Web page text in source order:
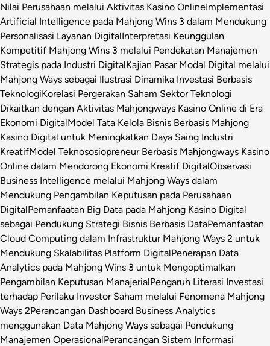
Nilai Perusahaan melalui Aktivitas Kasino OnlineImplementasi
Artificial Intelligence pada Mahjong Wins 3 dalam Mendukung
Personalisasi Layanan DigitalInterpretasi Keunggulan
Kompetitif Mahjong Wins 3 melalui Pendekatan Manajemen
Strategis pada Industri DigitalKajian Pasar Modal Digital melalui
Mahjong Ways sebagai Ilustrasi Dinamika Investasi Berbasis
TeknologiKorelasi Pergerakan Saham Sektor Teknologi
Dikaitkan dengan Aktivitas Mahjongways Kasino Online di Era
Ekonomi DigitalModel Tata Kelola Bisnis Berbasis Mahjong
Kasino Digital untuk Meningkatkan Daya Saing Industri
KreatifModel Teknososiopreneur Berbasis Mahjongways Kasino
Online dalam Mendorong Ekonomi Kreatif DigitalObservasi
Business Intelligence melalui Mahjong Ways dalam
Mendukung Pengambilan Keputusan pada Perusahaan
DigitalPemanfaatan Big Data pada Mahjong Kasino Digital
sebagai Pendukung Strategi Bisnis Berbasis DataPemanfaatan
Cloud Computing dalam Infrastruktur Mahjong Ways 2 untuk
Mendukung Skalabilitas Platform DigitalPenerapan Data
Analytics pada Mahjong Wins 3 untuk Mengoptimalkan
Pengambilan Keputusan ManajerialPengaruh Literasi Investasi
terhadap Perilaku Investor Saham melalui Fenomena Mahjong
Ways 2Perancangan Dashboard Business Analytics
menggunakan Data Mahjong Ways sebagai Pendukung
Manajemen OperasionalPerancangan Sistem Informasi